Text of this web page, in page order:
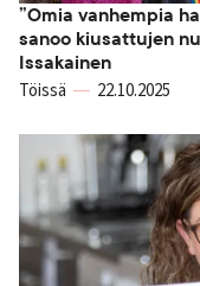
”Omia vanhempia
sanoo kiusattujen
Issakainen
Töissä 22.10.2025